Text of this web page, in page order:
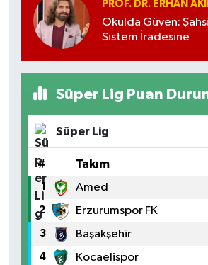
PROF. DR. ERHAN
Okulda Güven:
Sistem İradesine
Süper Lig Puan
Süper Lig
# Takım
1 Amed
2 Erzurumspor FK
3 Başakşehir
4 Kocaelispor